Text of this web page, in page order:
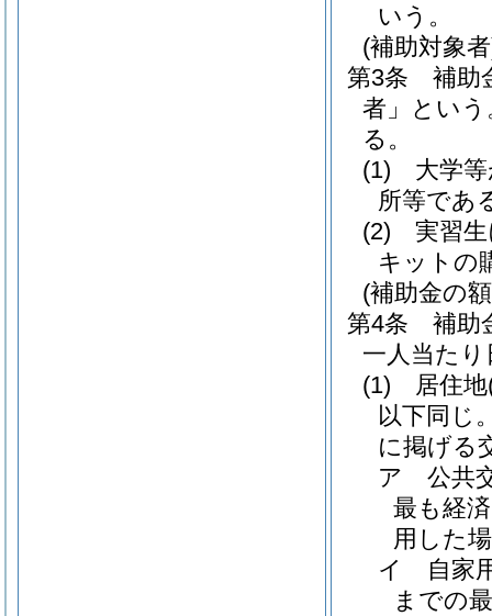
いう。
(補助対象
第3条
補助
者」という
る。
(1)
大学
所等であ
(2)
実習
キットの
(補助金の
第4条
補助
一人当た
(1)
居住地
以下同じ
に掲げる
ア
公共
最も経
用した
イ
自家
までの